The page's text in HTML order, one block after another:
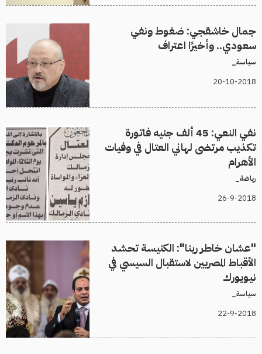
جمال خاشقجي: ضغوط ونفي
سعودي.. وأخيرًا اعتراف
سياسة_
20-10-2018
نفي النعي: 45 ألف جنيه فاتورة
تكذيب مرتضى لهاني العتال في وفيات
الأهرام
رياضة_
26-9-2018
"عشان خاطر ربنا": الكنيسة تحشد
الأقباط المصريين لاستقبال السيسي في
نيويورك
سياسة_
22-9-2018